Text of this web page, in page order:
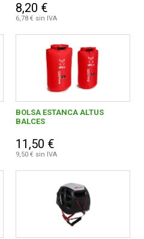
8,20 €
6,78 € sin IVA
BOLSA ESTANCA ALTUS
BALCES
11,50 €
9,50 € sin IVA